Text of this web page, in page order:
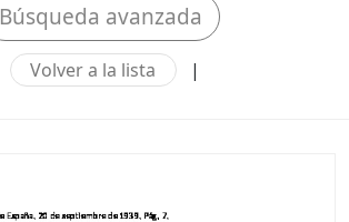
Búsqueda avanzada
Volver a la lista |